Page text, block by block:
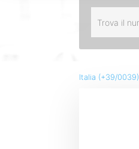
Italia (+39/0039)